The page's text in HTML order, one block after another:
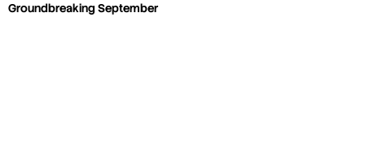
Groundbreaking September